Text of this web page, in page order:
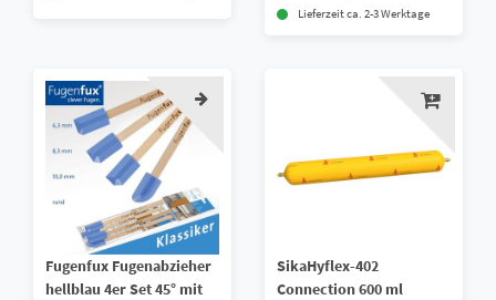
Lieferzeit ca. 2-3 Werktage
Fugenfux Fugenabzieher
hellblau 4er Set 45° mit
SikaHyflex-402
Connection 600 ml